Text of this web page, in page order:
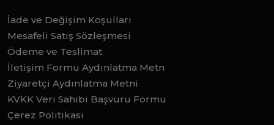
İade ve Değişim Koşulları
Mesafeli Satış Sözleşmesi
Ödeme ve Teslimat
İletişim Formu Aydınlatma Metn
Ziyaretçi Aydınlatma Metni
KVKK Veri Sahibi Başvuru Formu
Çerez Politikası